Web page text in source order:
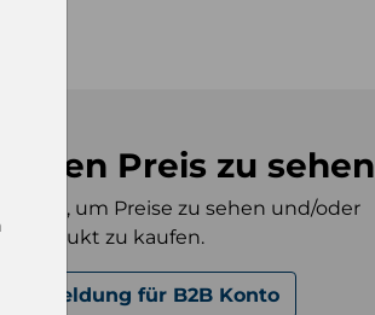
den Preis zu sehen
sein, um Preise zu sehen und/oder
Produkt zu kaufen.
Anmeldung für B2B Konto